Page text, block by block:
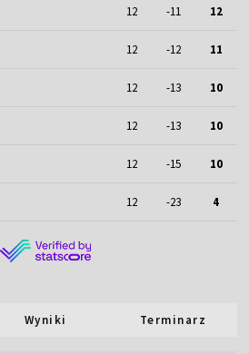
12 -11 12
12 -12 11
12 -13 10
12 -13 10
12 -15 10
12 -23 4
Wyniki Terminarz